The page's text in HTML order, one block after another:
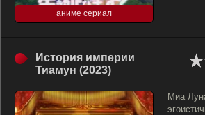
аниме сериал
История империи
Тиамун (2023)
Миа